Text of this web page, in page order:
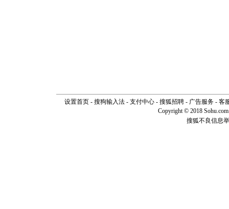
设置首页- 搜狗输入法- 支付中心- 搜狐招聘- 广告服务- 客
Copyright © 2018
搜狐不良信息